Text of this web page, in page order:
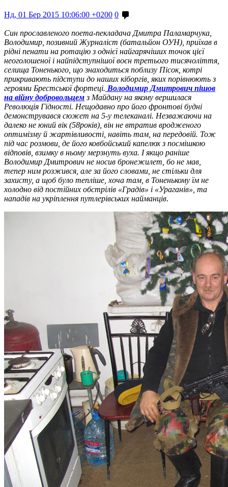
Нд, 01 Бер 2015 10:06:00 +0200 0
Cин прославленого поета-пекладача Дмитра Паламарчука,
Володимир, позивний Журналіст (батальйон ОУН), приїхав в
рідні пенати на ротацію з однієї найгарячіших точок цієї
неоголошеної і найпідступнішої воєн третього тисячоліття,
селища Тоненького, що знаходиться поблизу Пісок, котрі
прикривають підступи до наших кіборгів, яких порівнюють з
героями Брестської фортеці. Володимир Дмитрович пішов
на війну добровольцемз Майдану на якому вершилася
Революція Гідності. Нещодавно про його фронтові будні
демонструвався сюжет на 5-у телеканалі. Незважаючи на
далеко не юний вік (58років), він не втратив вродженого
оптимізму й жартівливості, навіть там, на передовій. Тож
під час розмови, де його ковбойський капелюх з посмішкою
відповів, взимку в ньому мерзнуть вуха. І якщо раніше
Володимир Дмитрович не носив бронежилет, бо не мав,
тепер ним розжився, але за його словами, не стільки для
захисту, а щоб було тепліше, хоча там, в Тоненькому їм не
холодно від постійних обстрілів «Градів» і «Ураганів», та
нападів на укріплення путлерівських найманців.